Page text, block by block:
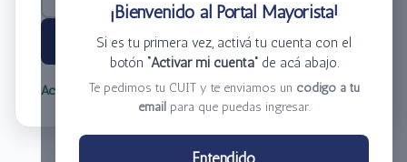
¡Bienvenido al Portal Mayorista!
Si es tu primera vez, activá tu cuenta con el
botón “Activar mi cuenta”de acá abajo.
Te pedimos tu CUIT y te enviamos un código a tu
email para que puedas ingresar.
Entendido
Ingresar
Activar mi cuenta Olvidé mi clave
Centro de Distribución El Bacha S.A.